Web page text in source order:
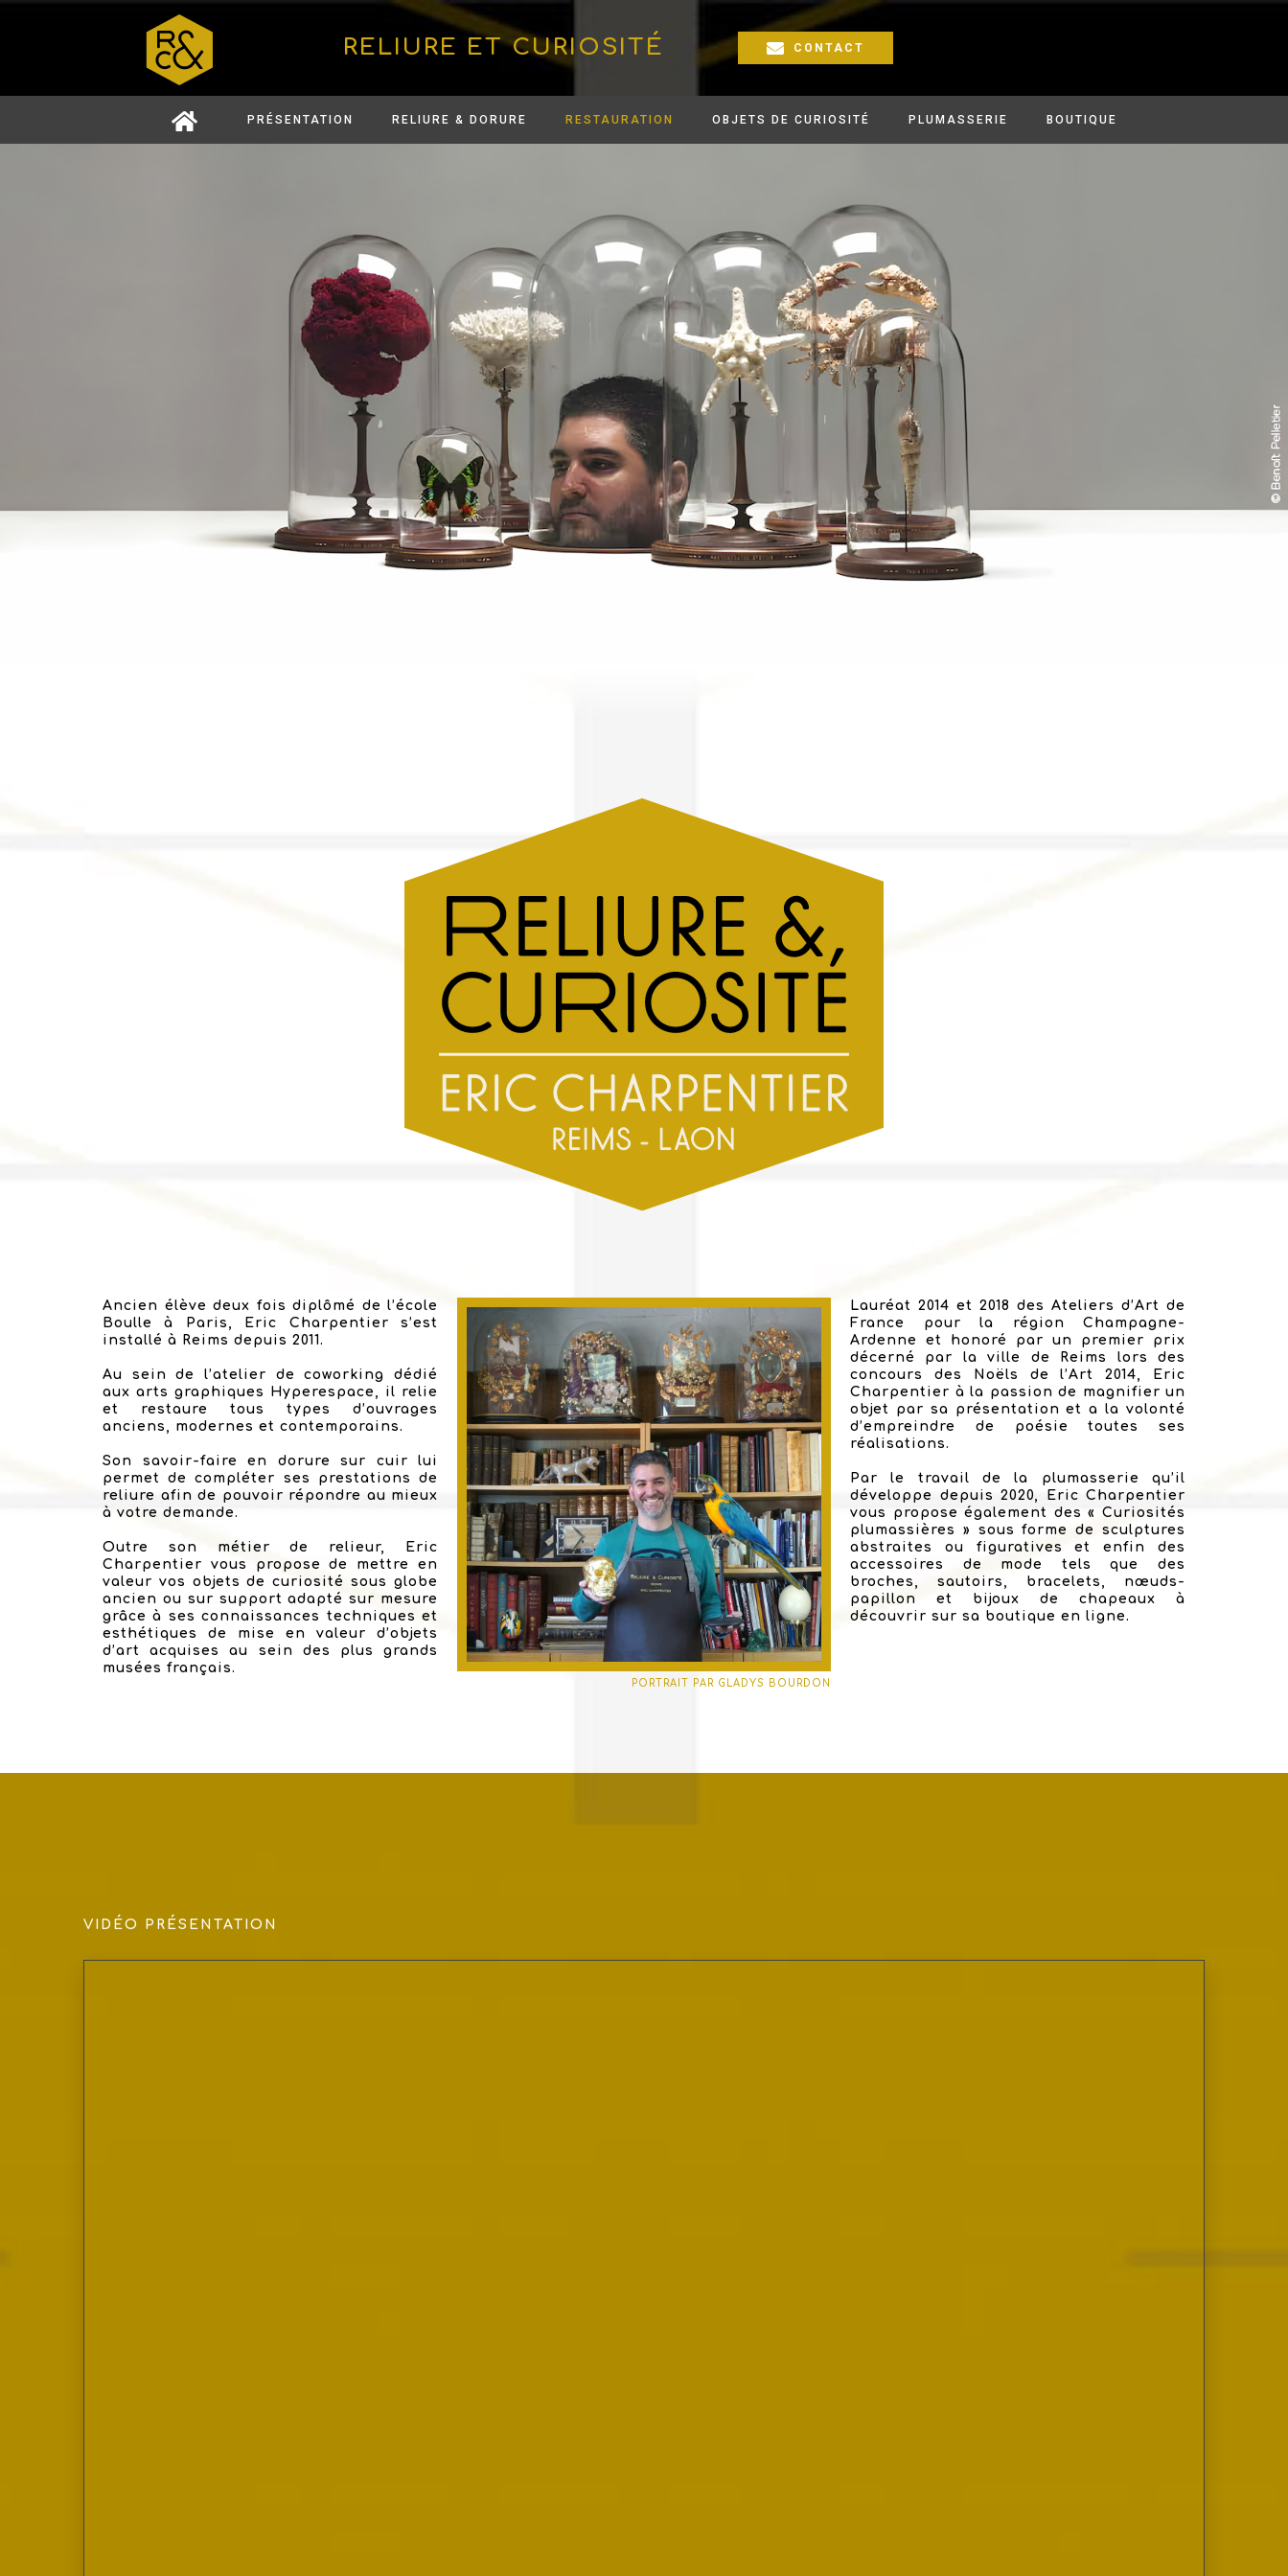
RELIURE ET CURIOSITÉ CONTACT
PRÉSENTATION RELIURE & DORURE RESTAURATION OBJETS DE CURIOSITÉ PLUMASSERIE BOUTIQUE
Ancien élève deux fois diplômé de l’école
Boulle à Paris, Eric Charpentier s’est
installé à Reims depuis 2011.
Au sein de l’atelier de coworking dédié
aux arts graphiques Hyperespace, il relie
et restaure tous types d’ouvrages
anciens, modernes et contemporains.
Son savoir-faire en dorure sur cuir lui
permet de compléter ses prestations de
reliure afin de pouvoir répondre au mieux
à votre demande.
Outre son métier de relieur, Eric
Charpentier vous propose de mettre en
valeur vos objets de curiosité sous globe
ancien ou sur support adapté sur mesure
grâce à ses connaissances techniques et
esthétiques de mise en valeur d’objets
d’art acquises au sein des plus grands
musées français.
PORTRAIT PAR GLADYS BOURDON
Lauréat 2014 et 2018 des Ateliers d’Art de
France pour la région Champagne-
Ardenne et honoré par un premier prix
décerné par la ville de Reims lors des
concours des Noëls de l’Art 2014, Eric
Charpentier à la passion de magnifier un
objet par sa présentation et a la volonté
d’empreindre de poésie toutes ses
réalisations.
Par le travail de la plumasserie qu’il
développe depuis 2020, Eric Charpentier
vous propose également des « Curiosités
plumassières » sous forme de sculptures
abstraites ou figuratives et enfin des
accessoires de mode tels que des
broches, sautoirs, bracelets, nœuds-
papillon et bijoux de chapeaux à
découvrir sur sa boutique en ligne.
VIDÉO PRÉSENTATION